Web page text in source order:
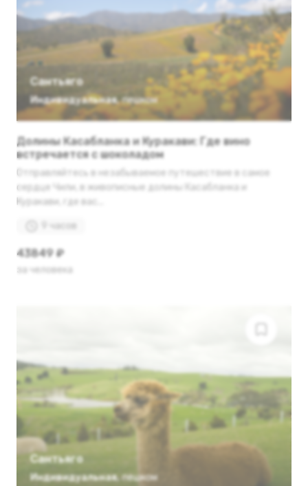
Сантьяго
Индивидуальная, пешком
Долины Касабланка и Куракави: Где вино
встречается с шоколадом
Отправляйтесь в незабываемое путешествие в самое
сердце Чили, в живописные долины Касабланка и
Куракави, где вас...
9 часов
43849 ₽
за человека
Сантьяго
Индивидуальная, пешком